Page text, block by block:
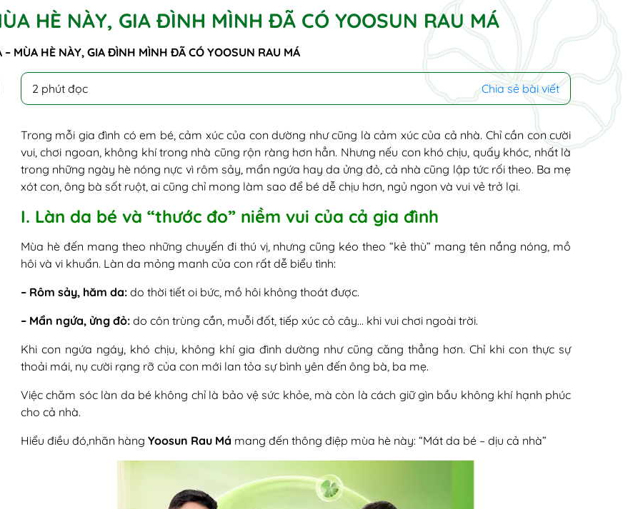
HÈ NÀY, GIA ĐÌNH MÌNH ĐÃ CÓ YOOSUN RAU MÁ
– MÙA HÈ NÀY, GIA ĐÌNH MÌNH ĐÃ CÓ YOOSUN RAU MÁ
2 phút đọc Chia sẻ bài viết
Trong mỗi gia đình có em bé, cảm xúc của con dường như cũng là cảm xúc của cả nhà. Chỉ cần con cười
vui, chơi ngoan, không khí trong nhà cũng rộn ràng hơn hẳn. Nhưng nếu con khó chịu, quấy khóc, nhất là
trong những ngày hè nóng nực vì rôm sảy, mẩn ngứa hay da ửng đỏ, cả nhà cũng lập tức rối theo. Ba mẹ
xót con, ông bà sốt ruột, ai cũng chỉ mong làm sao để bé dễ chịu hơn, ngủ ngon và vui vẻ trở lại.
I. Làn da bé và “thước đo” niềm vui của cả gia đình
Mùa hè đến mang theo những chuyến đi thú vị, nhưng cũng kéo theo “kẻ thù” mang tên nắng nóng, mồ
hôi và vi khuẩn. Làn da mỏng manh của con rất dễ biểu tình:
– Rôm sảy, hăm da:do thời tiết oi bức, mồ hôi không thoát được.
– Mẩn ngứa, ửng đỏ:do côn trùng cắn, muỗi đốt, tiếp xúc cỏ cây… khi vui chơi ngoài trời.
Khi con ngứa ngáy, khó chịu, không khí gia đình dường như cũng căng thẳng hơn. Chỉ khi con thực sự
thoải mái, nụ cười rạng rỡ của con mới lan tỏa sự bình yên đến ông bà, ba mẹ.
Việc chăm sóc làn da bé không chỉ là bảo vệ sức khỏe, mà còn là cách giữ gìn bầu không khí hạnh phúc
cho cả nhà.
Hiểu điều đó,nhãn hàng Yoosun Rau Má mang đến thông điệp mùa hè này: “Mát da bé – dịu cả nhà”